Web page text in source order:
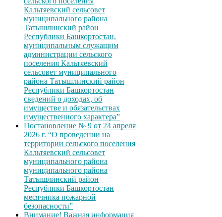
Кальтяевский сельсовет
муниципального района
Татышлинский район
Республики Башкортостан,
муниципальным служащим
администрации сельского
поселения Кальтяевский
сельсовет муниципального
района Татышлинский район
Республики Башкортостан
сведений о доходах, об
имуществе и обязательствах
имущественного характера”
Постановление № 9 от 24 апреля
2026 г. “О проведении на
территории сельского поселения
Кальтяевский сельсовет
муниципального района
муниципального района
Татышлинский район
Республики Башкортостан
месячника пожарной
безопасности”
Внимание! Важная информация